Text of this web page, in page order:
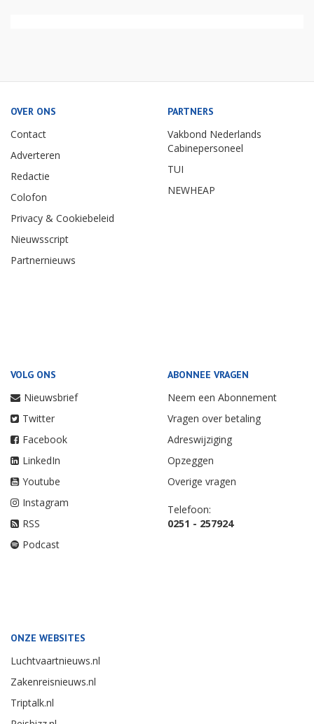
OVER ONS
Contact
Adverteren
Redactie
Colofon
Privacy & Cookiebeleid
Nieuwsscript
Partnernieuws
PARTNERS
Vakbond Nederlands
Cabinepersoneel
TUI
NEWHEAP
VOLG ONS
Nieuwsbrief
Twitter
Facebook
LinkedIn
Youtube
Instagram
RSS
Podcast
ABONNEE VRAGEN
Neem een Abonnement
Vragen over betaling
Adreswijziging
Opzeggen
Overige vragen
Telefoon:
0251 - 257924
ONZE WEBSITES
Luchtvaartnieuws.nl
Zakenreisnieuws.nl
Triptalk.nl